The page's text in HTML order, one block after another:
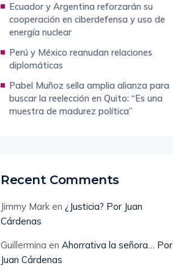
Ecuador y Argentina reforzarán su
cooperación en ciberdefensa y uso de
energía nuclear
Perú y México reanudan relaciones
diplomáticas
Pabel Muñoz sella amplia alianza para
buscar la reelección en Quito: “Es una
muestra de madurez política”
Recent Comments
Jimmy Mark en ¿Justicia? Por Juan
Cárdenas
Guillermina en Ahorrativa la señora… Por
Juan Cárdenas